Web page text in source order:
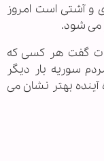
و آشتی است امروز
می شود.
گفت هر کسی که
سوریه بار دیگر
آینده بهتر نشان می